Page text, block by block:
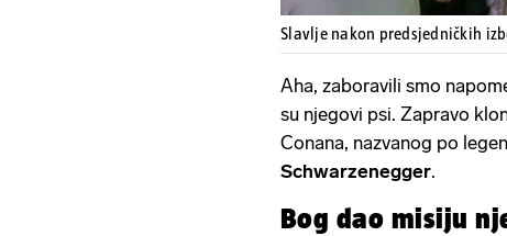
Slavlje nakon predsjedničkih
Aha, zaboravili smo
su njegovi psi. Zapravo
Conana, nazvanog po
Schwarzenegger.
Bog dao misiju